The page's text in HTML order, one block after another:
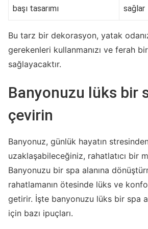
başı tasarımı
sağlar
Bu tarz bir dekorasyon, yatak
gerekenleri kullanmanızı ve ferah
sağlayacaktır.
Banyonuzu lüks bir
çevirin
Banyonuz, günlük hayatın
uzaklaşabileceğiniz, rahatlatıcı bir
Banyonuzu bir spa alanına
rahatlamanın ötesinde lüks ve
getirir. İşte banyonuzu lüks bir spa
için bazı ipuçları.